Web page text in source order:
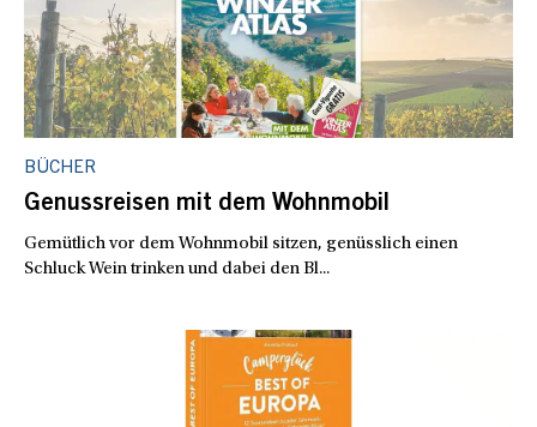
BÜCHER
Genussreisen mit dem Wohnmobil
Gemütlich vor dem Wohnmobil sitzen, genüsslich einen
Schluck Wein trinken und dabei den Bl...